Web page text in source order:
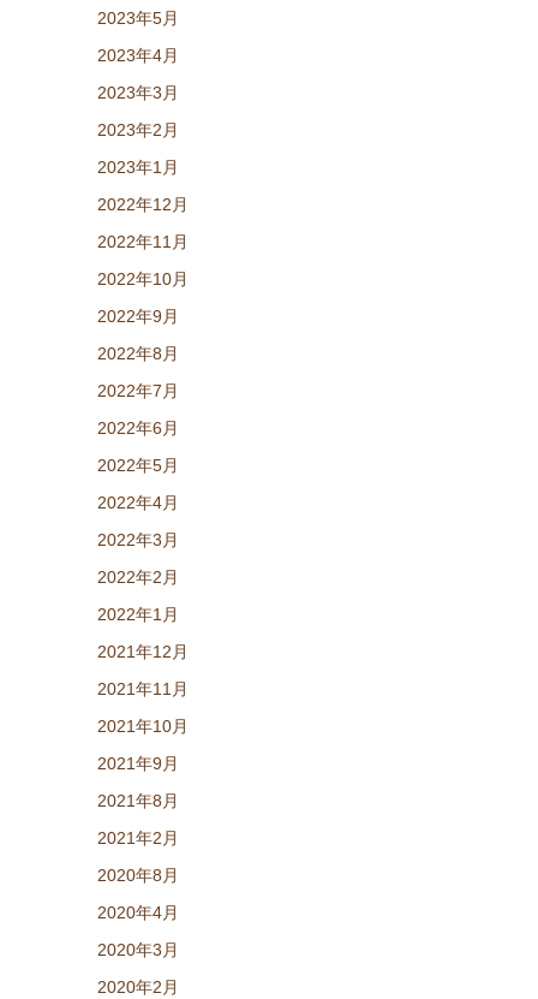
2023年5月
2023年4月
2023年3月
2023年2月
2023年1月
2022年12月
2022年11月
2022年10月
2022年9月
2022年8月
2022年7月
2022年6月
2022年5月
2022年4月
2022年3月
2022年2月
2022年1月
2021年12月
2021年11月
2021年10月
2021年9月
2021年8月
2021年2月
2020年8月
2020年4月
2020年3月
2020年2月